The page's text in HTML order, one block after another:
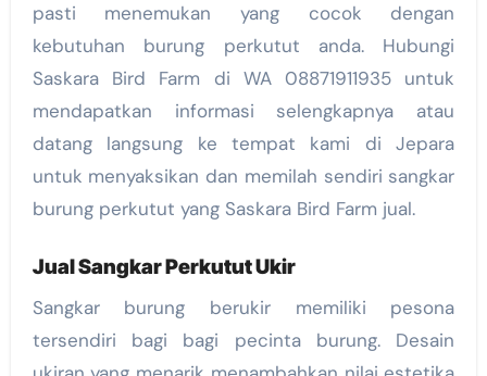
pasti menemukan yang cocok dengan
kebutuhan burung perkutut anda. Hubungi
Saskara Bird Farm di WA 08871911935 untuk
mendapatkan informasi selengkapnya atau
datang langsung ke tempat kami di Jepara
untuk menyaksikan dan memilah sendiri sangkar
burung perkutut yang Saskara Bird Farm jual.
Jual Sangkar Perkutut Ukir
Sangkar burung berukir memiliki pesona
tersendiri bagi bagi pecinta burung. Desain